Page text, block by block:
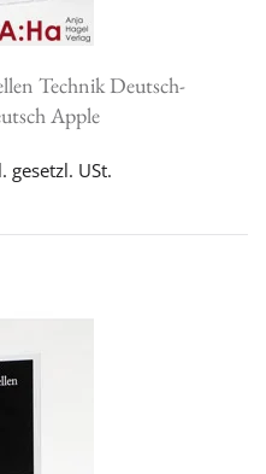
Technik Deutsch-
Apple
gesetzl. USt.